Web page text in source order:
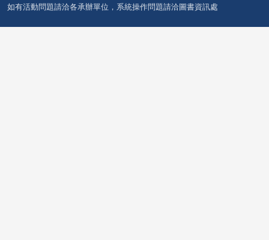
如有活動問題請洽各承辦單位，系統操作問題請洽圖書資訊處